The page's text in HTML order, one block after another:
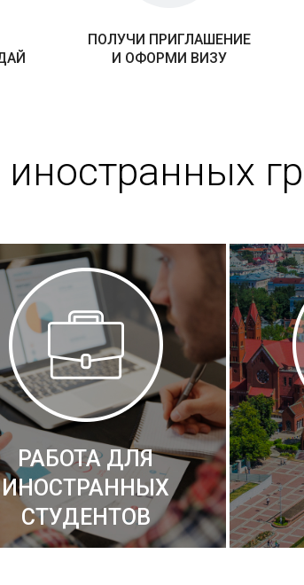
ПОЛУЧИ ПРИГЛАШЕНИЕ
И ОФОРМИ ВИЗУ
РАБОТА ДЛЯ
ИНОСТРАННЫХ
СТУДЕНТОВ